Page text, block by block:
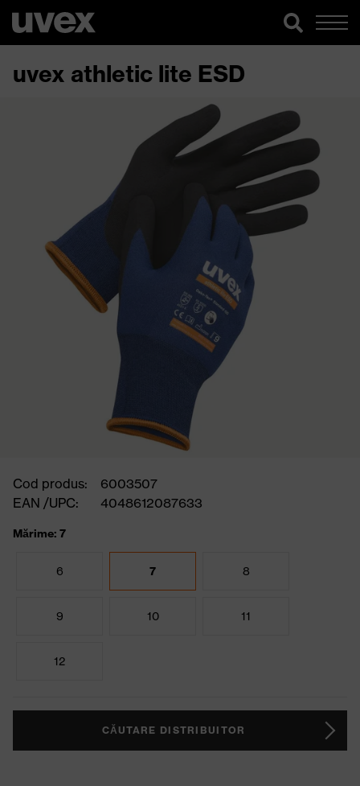
uvex athletic lite ESD
Cod produs:
6003507
EAN /UPC:
4048612087633
Mărime: 7
6 7 8
9 10 11
12
CĂUTARE DISTRIBUITOR